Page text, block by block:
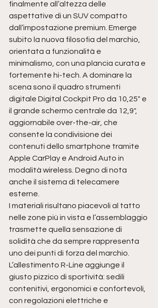
finalmente all’altezza delle
aspettative di un SUV compatto
dall’impostazione premium. Emerge
subito la nuova filosofia del marchio,
orientata a funzionalità e
minimalismo, con una plancia curata e
fortemente hi-tech. A dominare la
scena sono il quadro strumenti
digitale Digital Cockpit Pro da 10,25" e
il grande schermo centrale da 12,9",
aggiornabile over-the-air, che
consente la condivisione dei
contenuti dello smartphone tramite
Apple CarPlay e Android Auto in
modalità wireless. Degno di nota
anche il sistema di telecamere
esterne.
I materiali risultano piacevoli al tatto
nelle zone più in vista e l’assemblaggio
trasmette quella sensazione di
solidità che da sempre rappresenta
uno dei punti di forza del marchio.
L’allestimento R-Line aggiunge il
giusto pizzico di sportività: sedili
contenitivi, ergonomici e confortevoli,
con regolazioni elettriche e